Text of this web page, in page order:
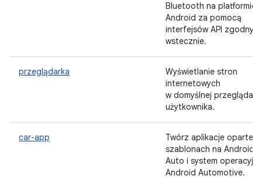
Bluetooth na platformie
Android za pomocą
interfejsów API
wstecznie.
przeglądarka
Wyświetlanie stron
internetowych
w domyślnej
użytkownika.
car-app
Twórz aplikacje oparte
szablonach na Androida
Auto i system operacyjny
Android Automotive.